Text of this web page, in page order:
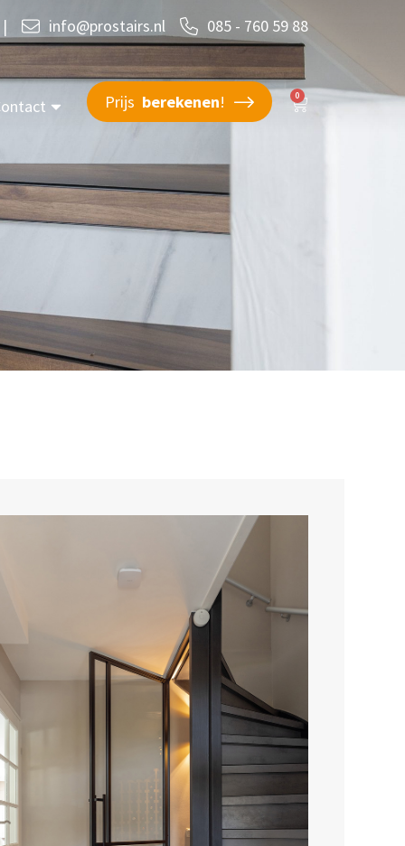
| info@prostairs.nl 085 - 760 59 88
Prijs berekenen! 0